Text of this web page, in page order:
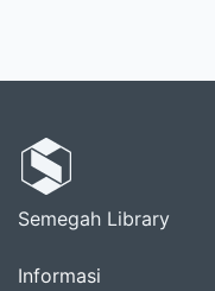
Semegah Library
Informasi